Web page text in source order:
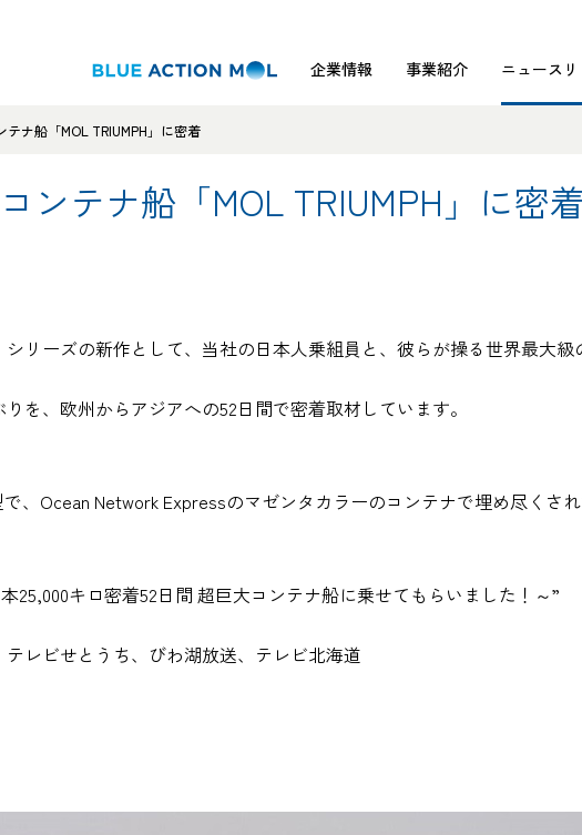
企業情報 事業紹介 ニュース
ナ船「MOL TRIUMPH」に密着
ンテナ船「MOL TRIUMPH」に密
リーズの新作として、当社の日本人乗組員と、彼らが操る世界最大級
を、欧州からアジアへの52日間で密着取材しています。
、Ocean Network Expressのマゼンタカラーのコンテナで埋め尽くさ
キロ密着52日間 超巨大コンテナ船に乗せてもらいました！～”
レビせとうち、びわ湖放送、テレビ北海道